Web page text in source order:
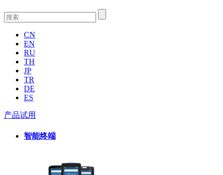
CN
EN
RU
TH
JP
TR
DE
ES
产品试用
智能终端